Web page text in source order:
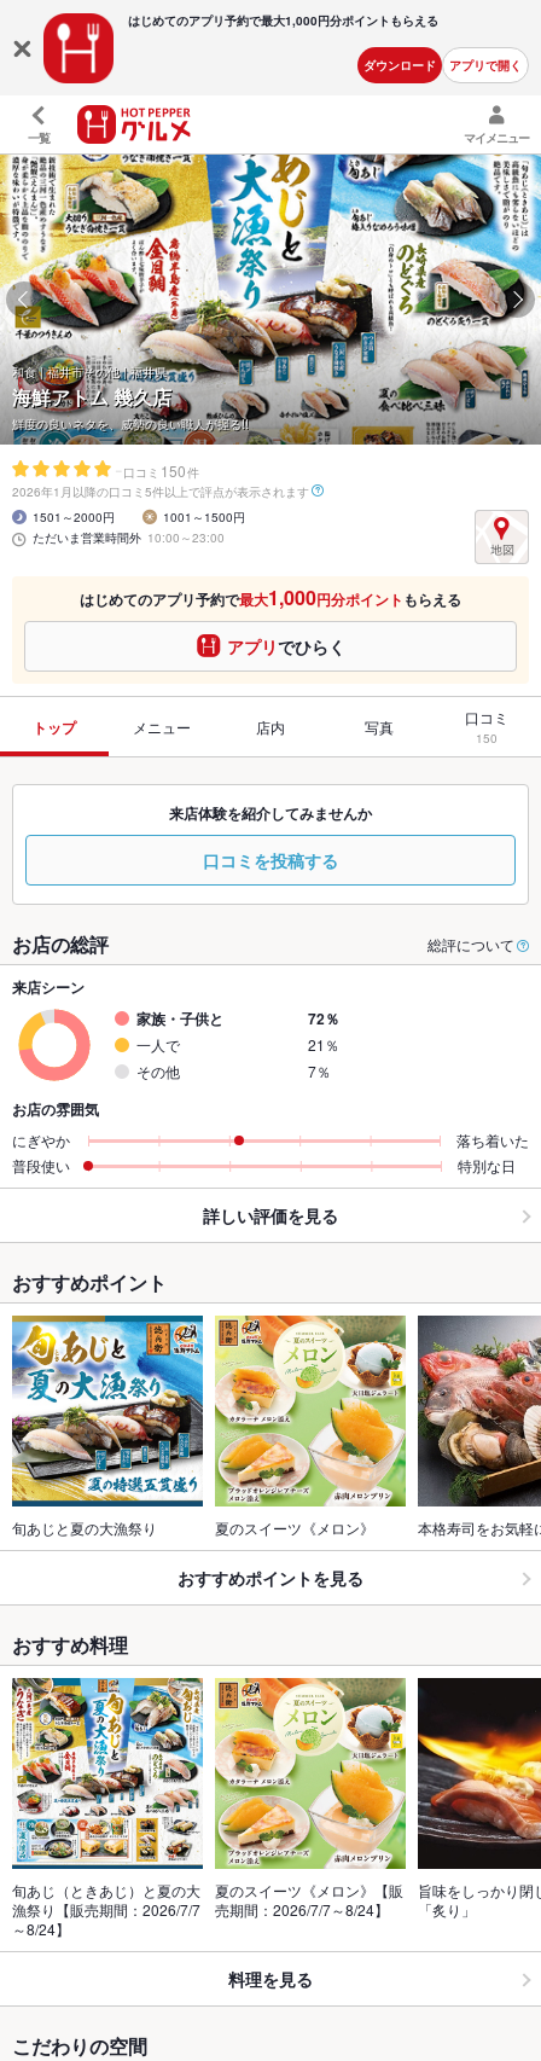
はじめてのアプリ予約で最大1,000円分ポイントもらえる
ダウンロード アプリで開く
一覧 マイメニュー
和食 | 福井市その他 | 福井県
海鮮アトム 幾久店
鮮度の良いネタを、威勢の良い職人が握る!!
- 口コミ 150件
2026年1月以降の口コミ5件以上で評点が表示されます
1501～2000円
1001～1500円
ただいま営業時間外 10:00～23:00
はじめてのアプリ予約で最大1,000円分ポイント もらえる
アプリでひらく
トップ メニュー 店内 写真 口コミ
150
来店体験を紹介してみませんか
口コミを投稿する
お店の総評 総評について
来店シーン
家族・子供と
72％
一人で
21％
その他
7％
お店の雰囲気
にぎやか
落ち着いた
普段使い
特別な日
詳しい評価を見る
おすすめポイント
旬あじと夏の大漁祭り 夏のスイーツ《メロン》 本格寿司をお気軽
おすすめポイントを見る
おすすめ料理
旬あじ（ときあじ）と夏の大
漁祭り【販売期間：2026/7/7
～8/24】
夏のスイーツ《メロン》【販
売期間：2026/7/7～8/24】
旨味をしっかり閉
「炙り」
料理を見る
こだわりの空間